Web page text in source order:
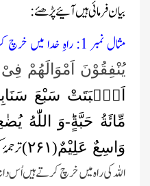
بیان فرمائی ہیں آئیے پڑھئے:
مثال نمبر 1: راہِ خدا میں خرچ کرنے کی فضیلت :
یُنْفِقُوْنَ اَمْوَالَهُمْ
اَنْۢبَتَتْ سَبْعَ
مِّائَةُ حَبَّةٍؕ-وَ اللّٰهُ
وَاسِعٌ عَلِیْمٌ(۲۶۱) ترجمۂ
اللہ کی راہ میں خرچ کرتے ہیں